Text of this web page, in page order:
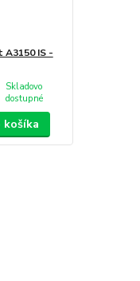
IS -
Skladovo
dostupné
košíka